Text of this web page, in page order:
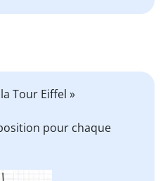
la Tour Eiffel »
pour chaque